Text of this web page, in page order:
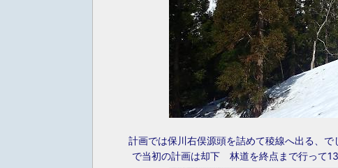
計画では保川右俣源頭を詰めて稜線へ出る、
で当初の計画は却下 林道を終点まで行って